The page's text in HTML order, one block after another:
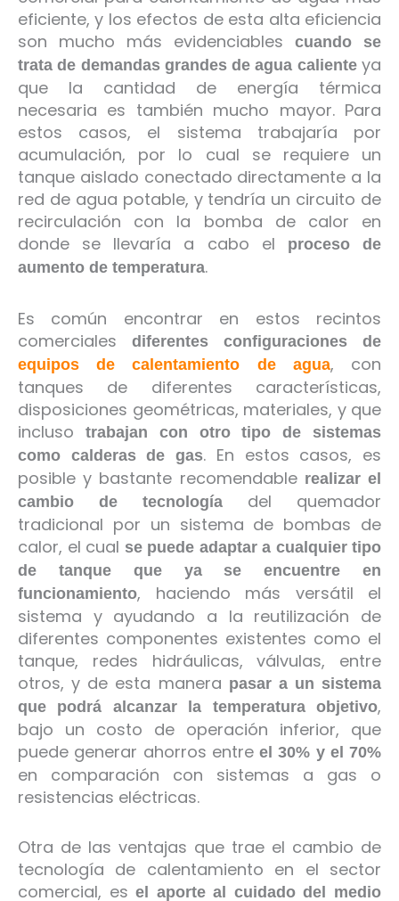
eficiente, y los efectos de esta alta eficiencia
son mucho más evidenciables
cuando se
trata de demandas grandes de agua calienteya
que la cantidad de energía térmica
necesaria es también mucho mayor. Para
estos casos, el sistema trabajaría por
acumulación, por lo cual se requiere un
tanque aislado conectado directamente a la
red de agua potable, y tendría un circuito de
recirculación con la bomba de calor en
donde se llevaría a cabo el
proceso de
aumento de temperatura.
Es común encontrar en estos recintos
comerciales
diferentes configuraciones de
equipos de calentamiento de agua, con
tanques de diferentes características,
disposiciones geométricas, materiales, y que
incluso
trabajan con otro tipo de sistemas
como calderas de gas. En estos casos, es
posible y bastante recomendable realizar el
cambio de tecnología
del quemador
tradicional por un sistema de bombas de
calor, el cual se puede adaptar a cualquier tipo
de tanque que ya se encuentre en
funcionamiento, haciendo más versátil el
sistema y ayudando a la reutilización de
diferentes componentes existentes como el
tanque, redes hidráulicas, válvulas, entre
otros, y de esta manera pasar a un sistema
que podrá alcanzar la temperatura objetivo,
bajo un costo de operación inferior, que
puede generar ahorros entre el 30% y el 70%
en comparación con sistemas a gas o
resistencias eléctricas.
Otra de las ventajas que trae el cambio de
tecnología de calentamiento en el sector
comercial, esel aporte al cuidado del medio